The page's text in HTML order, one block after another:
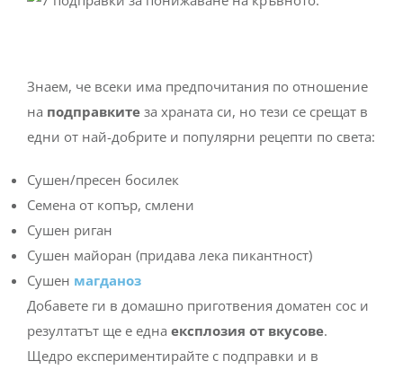
Знаем, че всеки има предпочитания по отношение
на подправкитеза храната си, но тези се срещат в
едни от най-добрите и популярни рецепти по света:
Сушен/пресен босилек
Семена от копър, смлени
Сушен риган
Сушен майоран (придава лека пикантност)
Сушен магданоз
Добавете ги в домашно приготвения доматен сос и
резултатът ще е една експлозия от вкусове.
Щедро експериментирайте с подправки и в